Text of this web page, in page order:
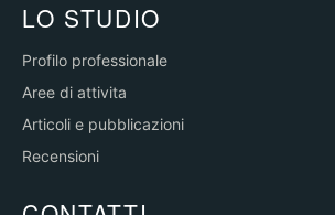
LO STUDIO
Profilo professionale
Aree di attivita
Articoli e pubblicazioni
Recensioni